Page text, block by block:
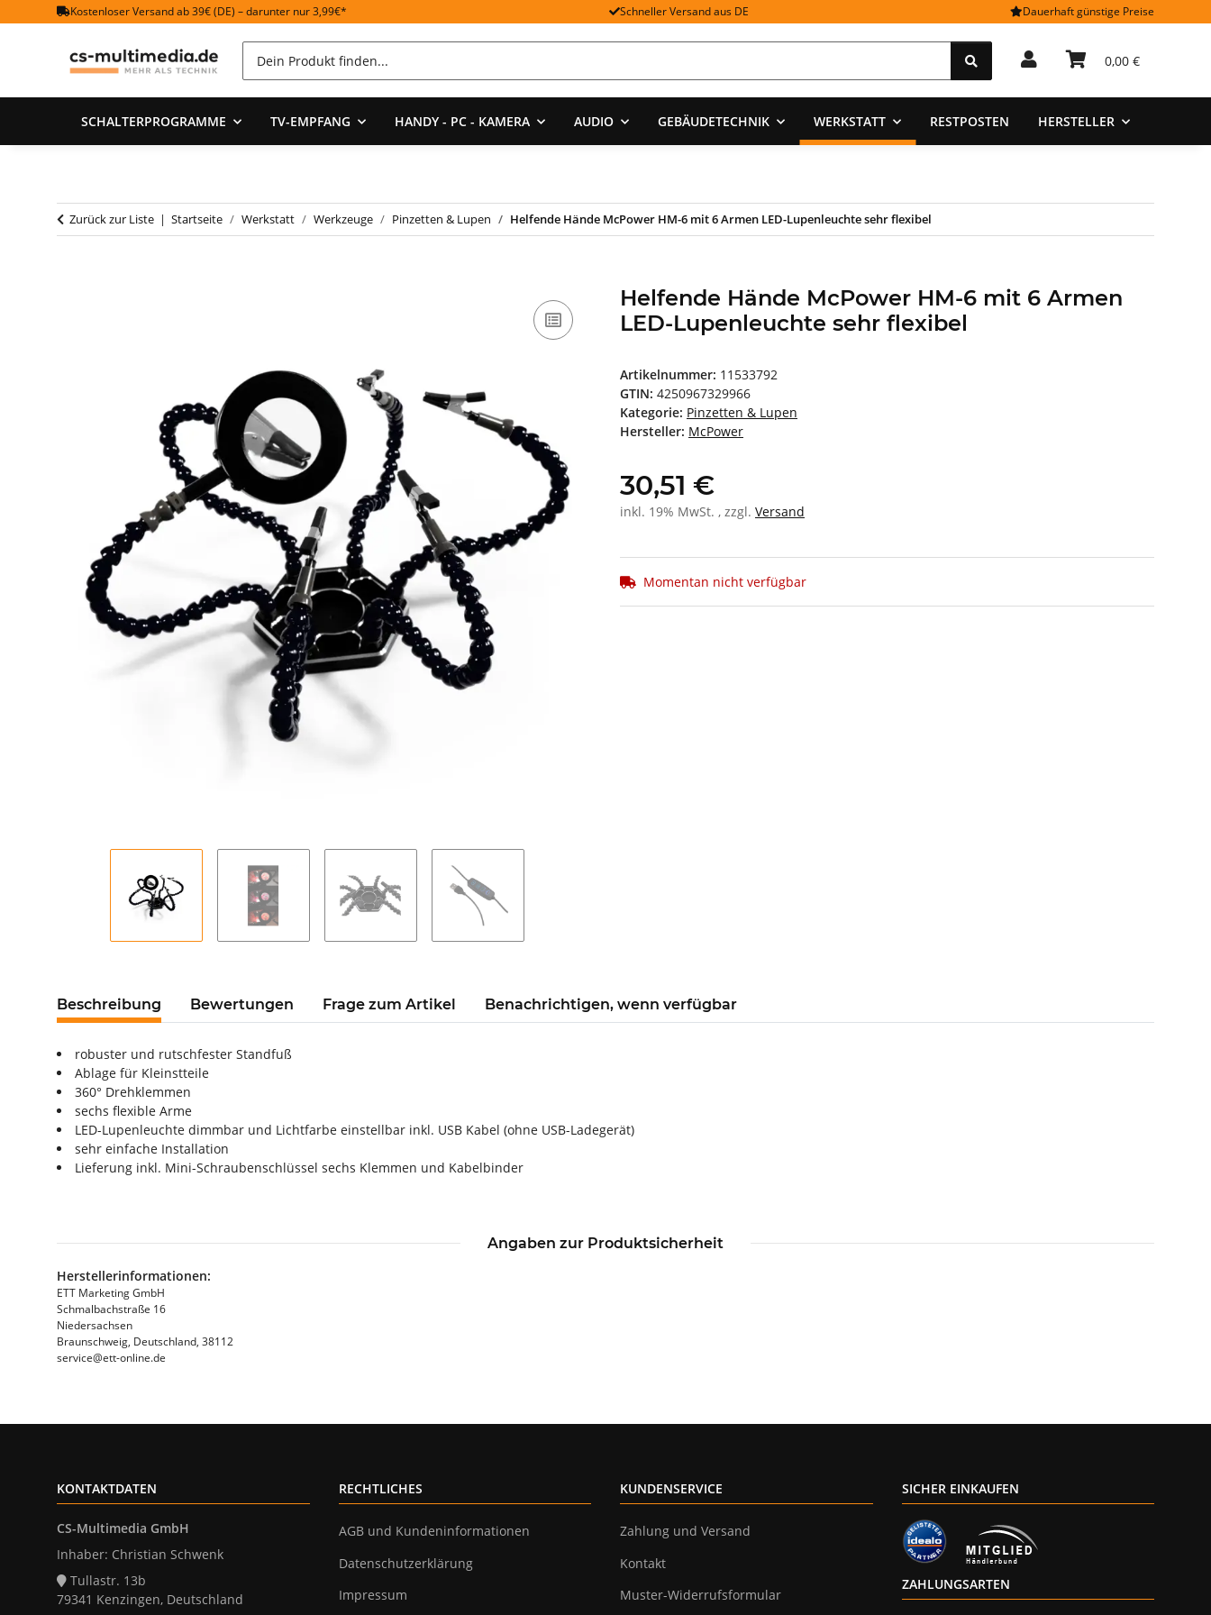
Kostenloser Versand ab 39€ (DE) – darunter nur 3,99€* Schneller Versand aus DE Dauerhaft günstige Preise
0,00 €
SCHALTERPROGRAMME TV-EMPFANG HANDY - PC - KAMERA AUDIO GEBÄUDETECHNIK WERKSTATT RESTPOSTEN HERSTELLER
Zurück zur Liste Startseite Werkstatt Werkzeuge Pinzetten & Lupen Helfende Hände McPower HM-6 mit 6 Armen LED-Lupenleuchte sehr flexibel
Helfende Hände McPower HM-6 mit 6 Armen
LED-Lupenleuchte sehr flexibel
Artikelnummer: 11533792
GTIN: 4250967329966
Kategorie: Pinzetten & Lupen
Hersteller: McPower
30,51 €
inkl. 19% MwSt. , zzgl. Versand
Momentan nicht verfügbar
Beschreibung Bewertungen Frage zum Artikel Benachrichtigen, wenn verfügbar
robuster und rutschfester Standfuß
Ablage für Kleinstteile
360° Drehklemmen
sechs flexible Arme
LED-Lupenleuchte dimmbar und Lichtfarbe einstellbar inkl. USB Kabel (ohne USB-Ladegerät)
sehr einfache Installation
Lieferung inkl. Mini-Schraubenschlüssel sechs Klemmen und Kabelbinder
Angaben zur Produktsicherheit
Herstellerinformationen:
ETT Marketing GmbH
Schmalbachstraße 16
Niedersachsen
Braunschweig, Deutschland, 38112
service@ett-online.de
KONTAKTDATEN
CS-Multimedia GmbH
Inhaber: Christian Schwenk
Tullastr. 13b
79341 Kenzingen, Deutschland
RECHTLICHES
AGB und Kundeninformationen
Datenschutzerklärung
Impressum
KUNDENSERVICE
Zahlung und Versand
Kontakt
Muster-Widerrufsformular
SICHER EINKAUFEN
ZAHLUNGSARTEN